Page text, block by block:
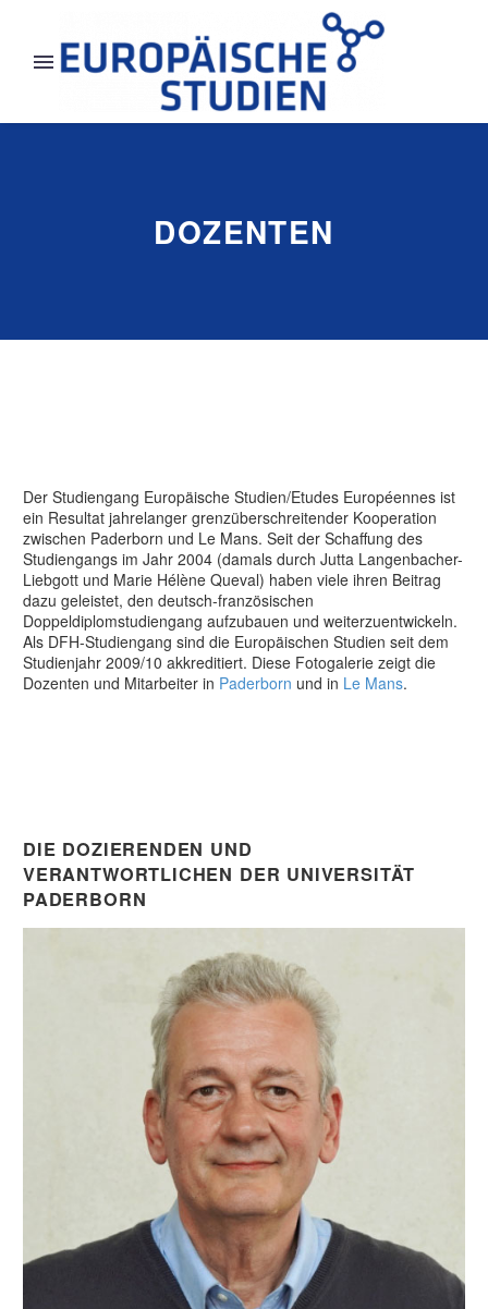
DOZENTEN
Der Studiengang Europäische Studien/Etudes Européennes ist
ein Resultat jahrelanger grenzüberschreitender Kooperation
zwischen Paderborn und Le Mans. Seit der Schaffung des
Studiengangs im Jahr 2004 (damals durch Jutta Langenbacher-
Liebgott und Marie Hélène Queval) haben viele ihren Beitrag
dazu geleistet, den deutsch-französischen
Doppeldiplomstudiengang aufzubauen und weiterzuentwickeln.
Als DFH-Studiengang sind die Europäischen Studien seit dem
Studienjahr 2009/10 akkreditiert. Diese Fotogalerie zeigt die
Dozenten und Mitarbeiter in Paderborn und in Le Mans.
DIE DOZIERENDEN UND
VERANTWORTLICHEN DER UNIVERSITÄT
PADERBORN